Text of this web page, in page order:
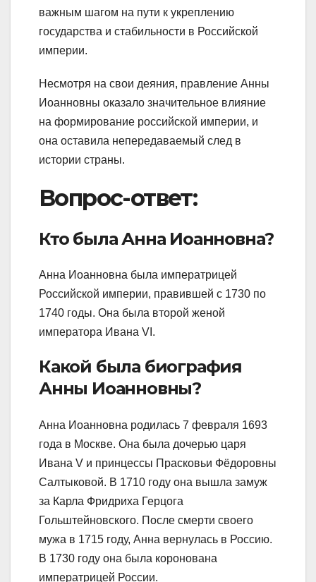
важным шагом на пути к укреплению
государства и стабильности в Российской
империи.
Несмотря на свои деяния, правление Анны
Иоанновны оказало значительное влияние
на формирование российской империи, и
она оставила непередаваемый след в
истории страны.
Вопрос-ответ:
Кто была Анна Иоанновна?
Анна Иоанновна была императрицей
Российской империи, правившей с 1730 по
1740 годы. Она была второй женой
императора Ивана VI.
Какой была биография
Анны Иоанновны?
Анна Иоанновна родилась 7 февраля 1693
года в Москве. Она была дочерью царя
Ивана V и принцессы Прасковьи Фёдоровны
Салтыковой. В 1710 году она вышла замуж
за Карла Фридриха Герцога
Гольштейновского. После смерти своего
мужа в 1715 году, Анна вернулась в Россию.
В 1730 году она была коронована
императрицей России.